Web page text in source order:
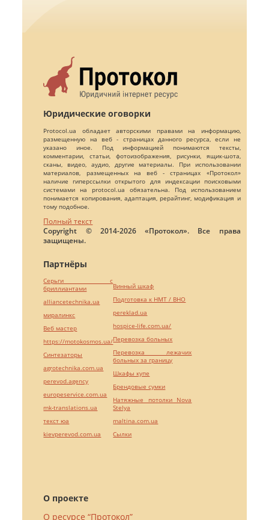
Юридические оговорки
Protocol.ua обладает авторскими правами на информацию,
размещенную на веб - страницах данного ресурса, если не
указано иное. Под информацией понимаются тексты,
комментарии, статьи, фотоизображения, рисунки, ящик-шота,
сканы, видео, аудио, другие материалы. При использовании
материалов, размещенных на веб - страницах «Протокол»
наличие гиперссылки открытого для индексации поисковыми
системами на protocol.ua обязательна. Под использованием
понимается копирования, адаптация, рерайтинг, модификация и
тому подобное.
Полный текст
Copyright © 2014-2026 «Протокол». Все права
защищены.
О проекте
О ресурсе “Протокол”
Партнёры
Серьги с
бриллиантами
alliancetechnika.ua
миралинкс
Веб мастер
https://motokosmos.ua/
Синтезаторы
agrotechnika.com.ua
perevod.agency
europeservice.com.ua
mk-translations.ua
текст юа
kievperevod.com.ua
Винный шкаф
Подготовка к НМТ / ВНО
pereklad.ua
hospice-life.com.ua/
Перевозка больных
Перевозка лежачих
больных за границу
Шкафы купе
Брендовые сумки
Натяжные потолки Nova
Stelya
maltina.com.ua
Cылки